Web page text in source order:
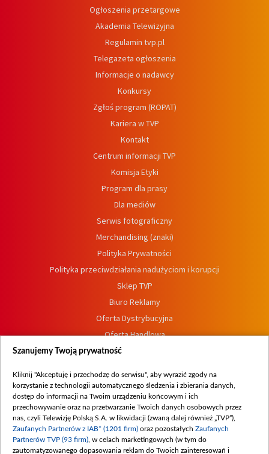
Ogłoszenia przetargowe
Akademia Telewizyjna
Regulamin tvp.pl
Telegazeta ogłoszenia
Informacje o nadawcy
Konkursy
Zgłoś program (ROPAT)
Kariera w TVP
Kontakt
Centrum informacji TVP
Komisja Etyki
Program dla prasy
Dla mediów
Serwis fotograficzny
Merchandising (znaki)
Polityka Prywatności
Polityka przeciwdziałania nadużyciom i korupcji
Sklep TVP
Biuro Reklamy
Oferta Dystrybucyjna
Oferta Handlowa
Dostępność
Procedura zgłoszeń wewnętrznych
Szanujemy Twoją prywatność
Kliknij "Akceptuję i przechodzę do serwisu", aby wyrazić zgody na
korzystanie z technologii automatycznego śledzenia i zbierania danych,
dostęp do informacji na Twoim urządzeniu końcowym i ich
przechowywanie oraz na przetwarzanie Twoich danych osobowych przez
nas, czyli Telewizję Polską S.A. w likwidacji (zwaną dalej również „TVP”),
Zaufanych Partnerów z IAB* (1201 firm) oraz pozostałych Zaufanych
Partnerów TVP (93 firm) , w celach marketingowych (w tym do
zautomatyzowanego dopasowania reklam do Twoich zainteresowań i